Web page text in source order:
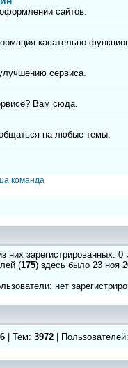
сайтов.
касательно
сервиса.
Вам сюда.
на любые темы.
команда
них зарегистрированных:
(175) здесь было 23 ноя
нет
| Тем: 3972 | Пользователей: